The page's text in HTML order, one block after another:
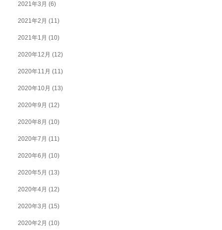
2021年3月 (6)
2021年2月 (11)
2021年1月 (10)
2020年12月 (12)
2020年11月 (11)
2020年10月 (13)
2020年9月 (12)
2020年8月 (10)
2020年7月 (11)
2020年6月 (10)
2020年5月 (13)
2020年4月 (12)
2020年3月 (15)
2020年2月 (10)